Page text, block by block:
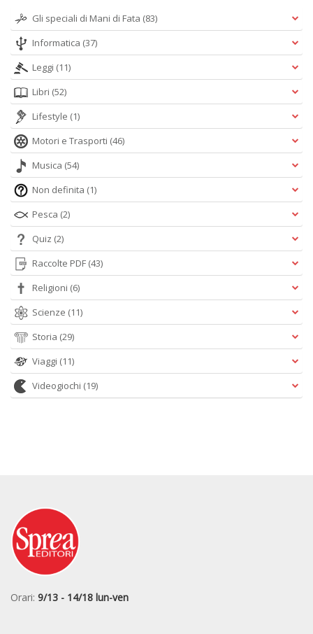
Gli speciali di Mani di Fata (83)
Informatica (37)
Leggi (11)
Libri (52)
Lifestyle (1)
Motori e Trasporti (46)
Musica (54)
Non definita (1)
Pesca (2)
Quiz (2)
Raccolte PDF (43)
Religioni (6)
Scienze (11)
Storia (29)
Viaggi (11)
Videogiochi (19)
Orari: 9/13 - 14/18 lun-ven